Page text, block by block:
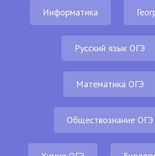
Информатика
Русский язык ОГЭ
Математика ОГЭ
Обществознание ОГЭ